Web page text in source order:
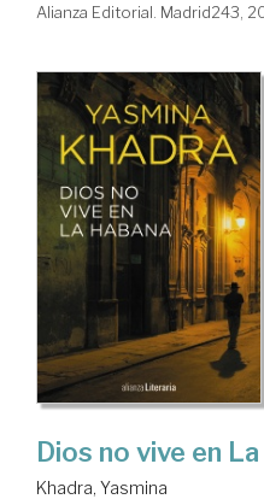
Alianza Editorial. Madrid243,
Dios no vive en
Khadra, Yasmina